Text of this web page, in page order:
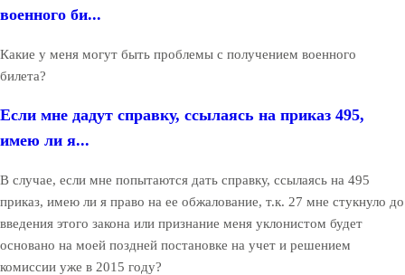
военного би...
Какие у меня могут быть проблемы с получением военного
билета?
Если мне дадут справку, ссылаясь на приказ 495,
имею ли я...
В случае, если мне попытаются дать справку, ссылаясь на 495
приказ, имею ли я право на ее обжалование, т.к. 27 мне стукнуло до
введения этого закона или признание меня уклонистом будет
основано на моей поздней постановке на учет и решением
комиссии уже в 2015 году?